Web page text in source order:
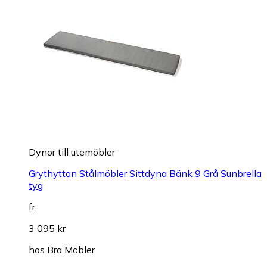
Dynor till utemöbler
Grythyttan Stålmöbler Sittdyna Bänk 9 Grå Sunbrella
tyg
fr.
3 095 kr
hos Bra Möbler